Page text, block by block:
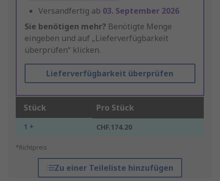
Versandfertig ab 03. September 2026
Sie benötigen mehr? Benötigte Menge
eingeben und auf „Lieferverfügbarkeit
überprüfen“ klicken.
Lieferverfügbarkeit überprüfen
Stück Pro Stück
1 + CHF.174.20
*Richtpreis
Zu einer Teileliste hinzufügen